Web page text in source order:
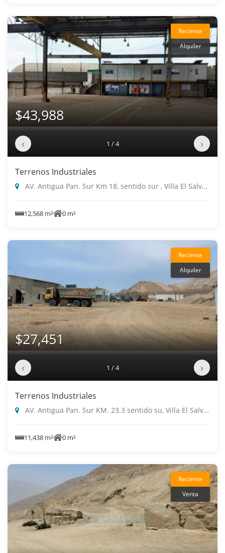
Reciente
Alquiler
$43,988
‹ 1 / 4 ›
Terrenos Industriales
AV. Antigua Pan. Sur Km 18, sentido sur , Villa El Salvador
12,568 m² 0 m²
Reciente
Alquiler
$27,451
‹ 1 / 4 ›
Terrenos Industriales
AV. Antigua Pan. Sur KM. 23.3 sentido su, Villa El Salvador
11,438 m² 0 m²
Reciente
Venta